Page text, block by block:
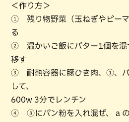
＜作り方＞
① 残り物野菜（玉ねぎやピーマ
る
② 温かいご飯にバター1個を混
移す
③ 耐熱容器に豚ひき肉、①、バ
して、
600w 3分でレンチン
④ ③にパン粉を入れ混ぜ、 a の